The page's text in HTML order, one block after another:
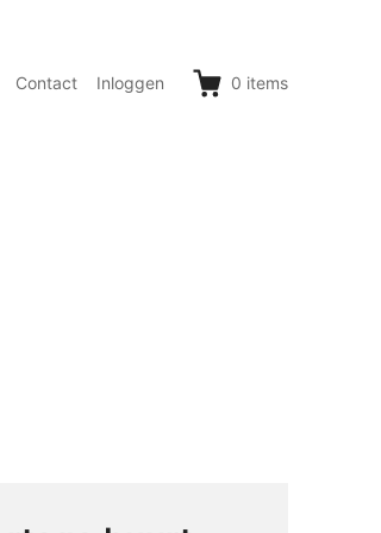
Contact Inloggen 0 items